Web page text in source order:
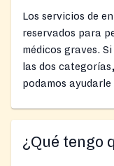
Los servicios de
reservados para
médicos graves.
las dos
podamos
¿Qué tengo